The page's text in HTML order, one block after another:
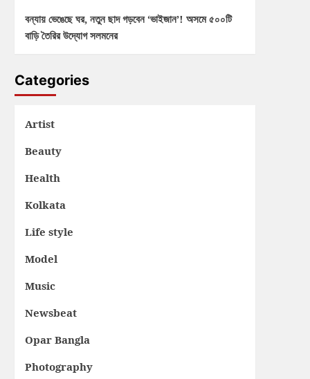
বন্যায় ভেঙেছে ঘর, নতুন ছাদ গড়বেন ‘ভাইজান’! অসমে ৫০০টি
বাড়ি তৈরির উদ্যোগ সলমনের
Categories
Artist
Beauty
Health
Kolkata
Life style
Model
Music
Newsbeat
Opar Bangla
Photography